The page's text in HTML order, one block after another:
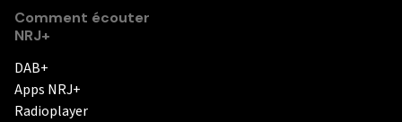
Comment écouter
NRJ+
DAB+
Apps NRJ+
Radioplayer